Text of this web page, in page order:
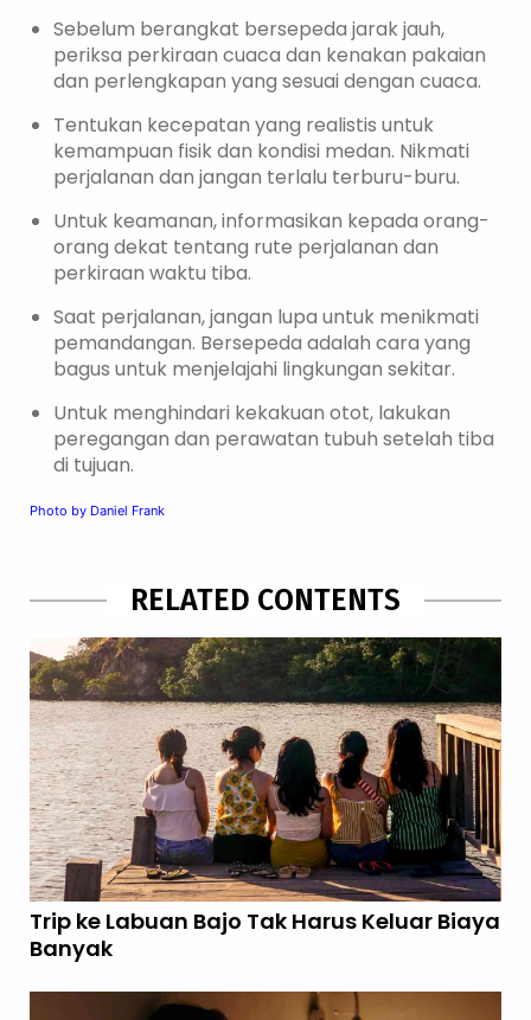
Sebelum berangkat bersepeda jarak jauh,
periksa perkiraan cuaca dan kenakan pakaian
dan perlengkapan yang sesuai dengan cuaca.
Tentukan kecepatan yang realistis untuk
kemampuan fisik dan kondisi medan. Nikmati
perjalanan dan jangan terlalu terburu-buru.
Untuk keamanan, informasikan kepada orang-
orang dekat tentang rute perjalanan dan
perkiraan waktu tiba.
Saat perjalanan, jangan lupa untuk menikmati
pemandangan. Bersepeda adalah cara yang
bagus untuk menjelajahi lingkungan sekitar.
Untuk menghindari kekakuan otot, lakukan
peregangan dan perawatan tubuh setelah tiba
di tujuan.
Photo by Daniel Frank
RELATED CONTENTS
Trip ke Labuan Bajo Tak Harus Keluar Biaya
Banyak